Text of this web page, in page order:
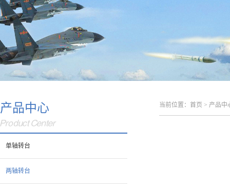
产品中心
Product Center
单轴转台
两轴转台
当前位置： 首页 > 产品中